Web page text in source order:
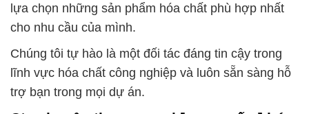
lựa chọn những sản phẩm hóa chất phù hợp nhất
cho nhu cầu của mình.
Chúng tôi tự hào là một đối tác đáng tin cậy trong
lĩnh vực hóa chất công nghiệp và luôn sẵn sàng hỗ
trợ bạn trong mọi dự án.